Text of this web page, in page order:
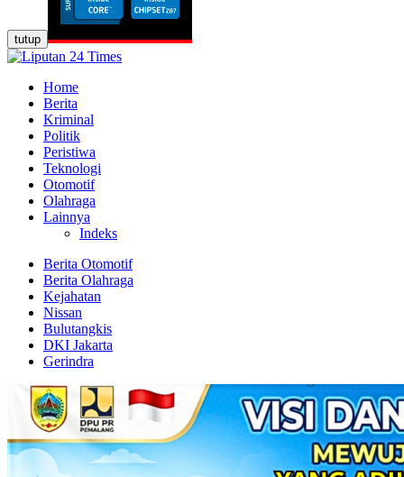
tutup
Home
Berita
Kriminal
Politik
Peristiwa
Teknologi
Otomotif
Olahraga
Lainnya
Indeks
Berita Otomotif
Berita Olahraga
Kejahatan
Nissan
Bulutangkis
DKI Jakarta
Gerindra